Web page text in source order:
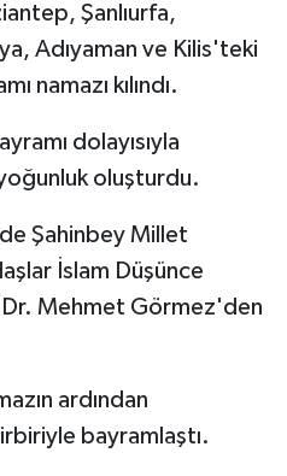
Şanlıurfa,
Adıyaman ve Kilis'teki
namazı kılındı.
dolayısıyla
oluşturdu.
Şahinbey Millet
İslam Düşünce
Dr. Mehmet Görmez'den
ardından
bayramlaştı.